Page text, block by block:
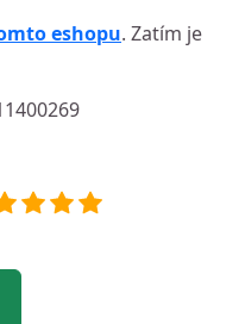
eshopu. Zatím je